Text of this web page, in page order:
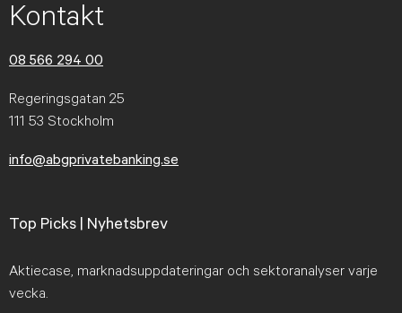
Kontakt
08 566 294 00
Regeringsgatan 25
111 53 Stockholm
info@abgprivatebanking.se
Top Picks | Nyhetsbrev
Aktiecase, marknadsuppdateringar och sektoranalyser varje
vecka.